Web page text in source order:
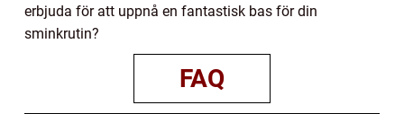
erbjuda för att uppnå en fantastisk bas för din
sminkrutin?
FAQ